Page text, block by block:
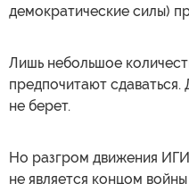
демократические силы)
Лишь небольшое
предпочитают
не берет.
Но разгром движения
не является концом